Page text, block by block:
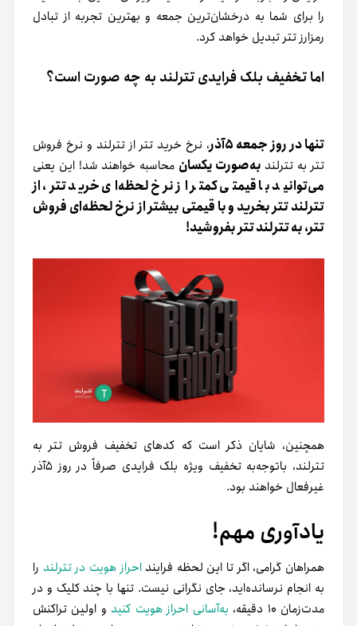
را برای شما به درخشان‌ترین جمعه و بهترین تجربه از تبادل
رمزارز تتر تبدیل خواهد کرد.
اما تخفیف‌ بلک فرایدی تترلند به چه صورت است؟
تنها در روز جمعه ۵آذر
، نرخ خرید تتر از تترلند و نرخ فروش
تتر به تترلند به‌صورت یکسان محاسبه خواهند شد! این یعنی
می‌توانید با قیمتی کمتر از نرخ لحظه‌ای خرید تتر، از
تترلند تتر بخرید و با قیمتی بیشتر از نرخ لحظه‌ای فروش
تتر، به تترلند تتر بفروشید!
همچنین، شایان ذکر است که کدهای تخفیف فروش تتر به
تترلند، با‌توجه‌به تخفیف ویژه بلک فرایدی صرفاً در روز ۵آذر
غیرفعال خواهند بود.
یادآوری مهم!
همراهان گرامی، اگر تا این لحظه فراینداحراز هویت در تترلند را
به انجام نرسانده‌اید، جای نگرانی نیست. تنها با چند کلیک و در
مدت‌زمان ۱۰ دقیقه،
به‌آسانی احراز هویت کنید و اولین تراکنش